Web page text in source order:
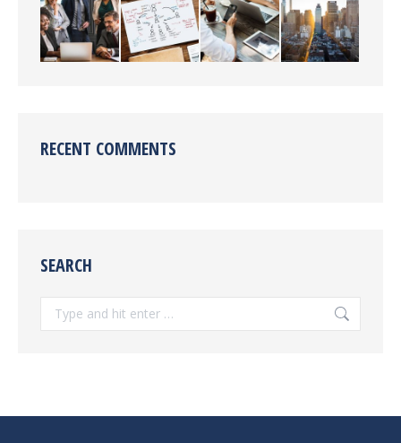
RECENT COMMENTS
SEARCH
Search: